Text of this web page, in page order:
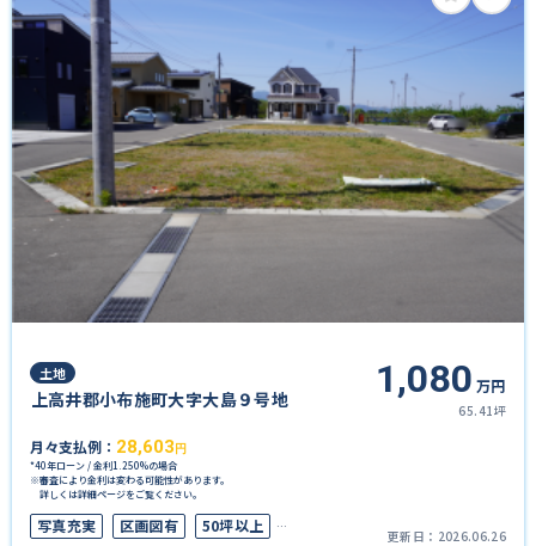
土地
上高井郡小布施町大字大島９号地 1,080 万円
65.41坪
月々支払例： 28,603 円
*40年ローン / 金利1.250%の場合
※審査により金利は変わる可能性があります。
詳しくは詳細ページをご覧ください。
写真充実 区画図有
50坪以上
更新日： 2026.06.26